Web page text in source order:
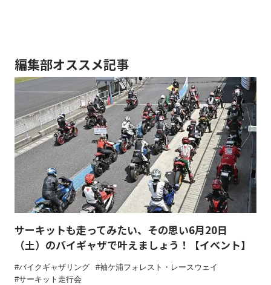
編集部オススメ記事
サーキットも走ってみたい、その思い6月20日
（土）のバイギャザで叶えましょう！【イベント】
バイクギャザリング
袖ケ浦フォレスト・レースウェイ
サーキット走行会